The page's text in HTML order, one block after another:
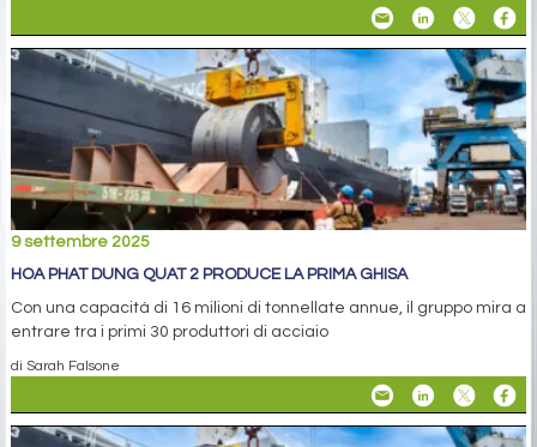
9 settembre 2025
HOA PHAT DUNG QUAT 2 PRODUCE LA PRIMA GHISA
Con una capacità di 16 milioni di tonnellate annue, il gruppo mira a
entrare tra i primi 30 produttori di acciaio
di Sarah Falsone